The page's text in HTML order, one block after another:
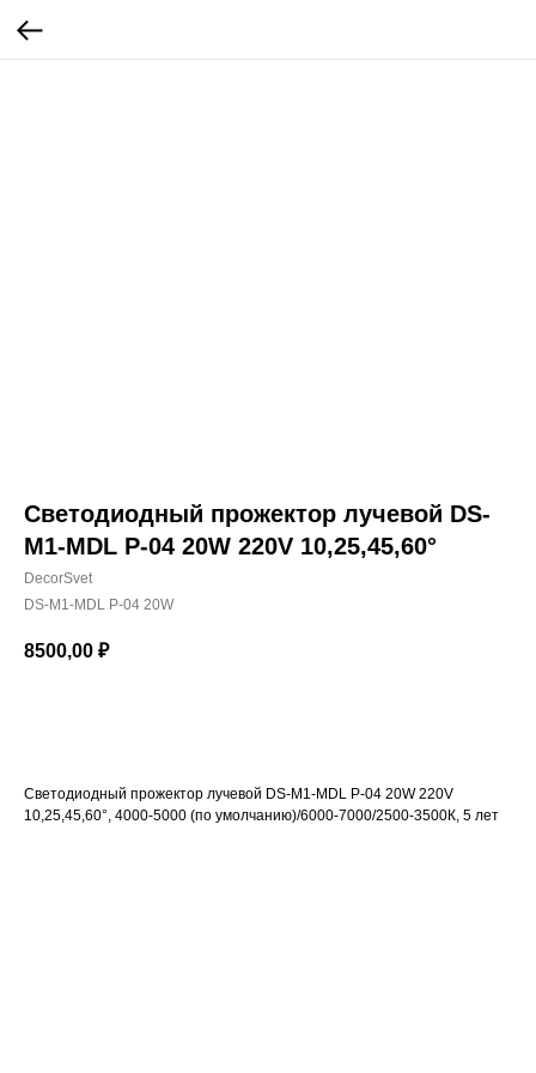
Светодиодный прожектор лучевой DS-
M1-MDL P-04 20W 220V 10,25,45,60°
DecorSvet
DS-M1-MDL P-04 20W
8500,00 ₽
Светодиодный прожектор лучевой DS-M1-MDL P-04 20W 220V
10,25,45,60°, 4000-5000 (по умолчанию)/6000-7000/2500-3500К, 5 лет